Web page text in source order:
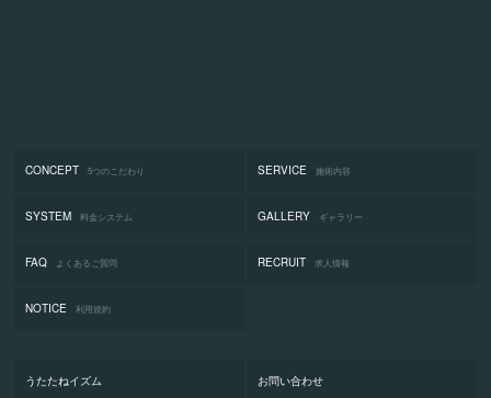
CONCEPT 5つのこだわり SERVICE 施術内容
SYSTEM 料金システム GALLERY ギャラリー
FAQ よくあるご質問 RECRUIT 求人情報
NOTICE 利用規約
うたたねイズム お問い合わせ